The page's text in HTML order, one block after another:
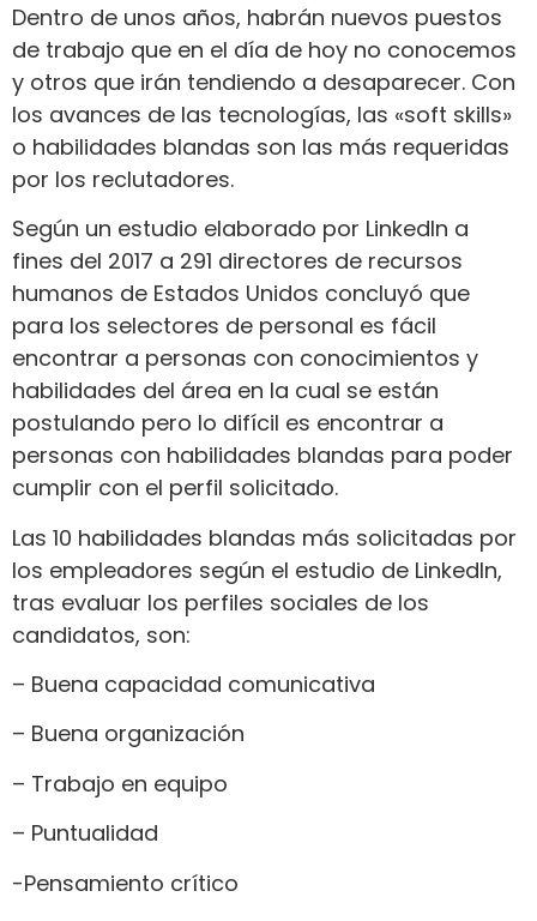
Dentro de unos años, habrán nuevos puestos
de trabajo que en el día de hoy no conocemos
y otros que irán tendiendo a desaparecer. Con
los avances de las tecnologías, las «soft skills»
o habilidades blandas son las más requeridas
por los reclutadores.
Según un estudio elaborado por LinkedIn a
fines del 2017 a 291 directores de recursos
humanos de Estados Unidos concluyó que
para los selectores de personal es fácil
encontrar a personas con conocimientos y
habilidades del área en la cual se están
postulando pero lo difícil es encontrar a
personas con habilidades blandas para poder
cumplir con el perfil solicitado.
Las 10 habilidades blandas más solicitadas por
los empleadores según el estudio de LinkedIn,
tras evaluar los perfiles sociales de los
candidatos, son:
– Buena capacidad comunicativa
– Buena organización
– Trabajo en equipo
– Puntualidad
-Pensamiento crítico